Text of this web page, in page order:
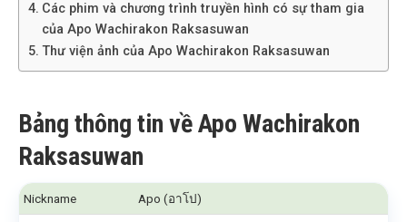
Các phim và chương trình truyền hình có sự tham gia
của Apo Wachirakon Raksasuwan
Thư viện ảnh của Apo Wachirakon Raksasuwan
Bảng thông tin về Apo Wachirakon
Raksasuwan
Nickname Apo (อาโป)